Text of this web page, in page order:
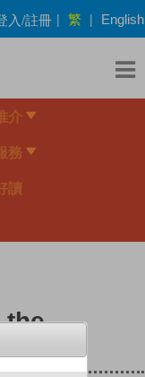
入/註冊 | 繁 | English
介
務
讀
the